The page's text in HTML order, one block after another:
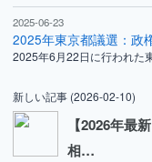
2025-06-23
2025年東京都議選：政
2025年6月22日に行われた
新しい記事 (2026-02-10)
【2026年最
相…